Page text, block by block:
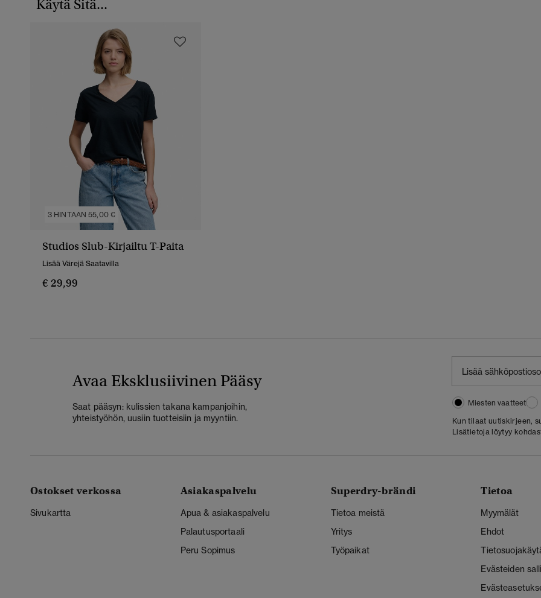
Käytä Sitä...
3 HINTAAN 55,00 €
Studios Slub-Kirjailtu T-Paita
Lisää Värejä Saatavilla
€ 29,99
Avaa Eksklusiivinen Pääsy
Saat pääsyn: kulissien takana kampanjoihin,
yhteistyöhön, uusiin tuotteisiin ja myyntiin.
Miesten vaatteet
Kun tilaat uutiskirjeen,
Lisätietoja löytyy
Ostokset verkossa
Sivukartta
Asiakaspalvelu
Apua & asiakaspalvelu
Palautusportaali
Peru Sopimus
Superdry-brändi
Tietoa meistä
Yritys
Työpaikat
Tietoa
Myymälät
Ehdot
Evästeiden